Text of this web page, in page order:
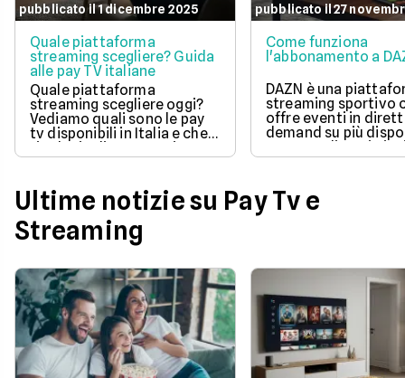
pubblicato il 1 dicembre 2025
Quale piattaforma
streaming scegliere? Guida
alle pay TV italiane
Quale piattaforma
streaming scegliere oggi?
Vediamo quali sono le pay
tv disponibili in Italia e che
tipologia di contenuti
offrono.
pubblicato il 27
Come funziona
l'abbonamento a
DAZN è una
streaming sportivo
offre eventi in
demand su più
Propone diversi
abbonamento, dai
Free fino all’offerta
completa del piano
Ultime notizie su Pay Tv e
Streaming